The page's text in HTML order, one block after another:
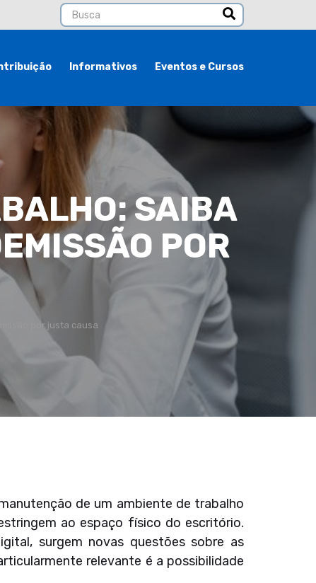
Informativos Eventos e Cursos
SAIBA
POR
por justa causa
de um ambiente de trabalho
ao espaço físico do escritório.
surgem novas questões sobre as
relevante é a possibilidade